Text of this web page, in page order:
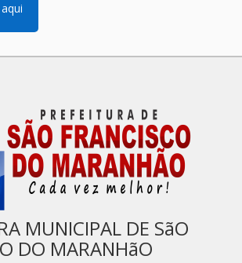
MUNICIPAL DE SãO
DO MARANHãO